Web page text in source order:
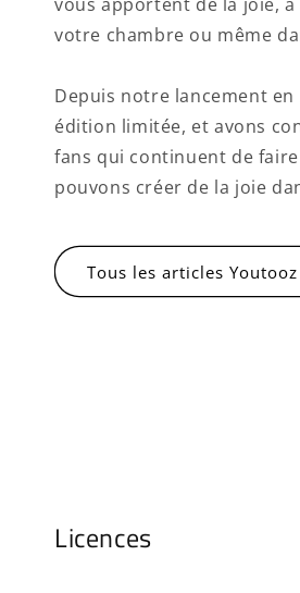
votre chambre ou même
Depuis notre lancement
édition limitée, et avons
fans qui continuent de
pouvons créer de la joie
Tous les articles Youtooz
Licences